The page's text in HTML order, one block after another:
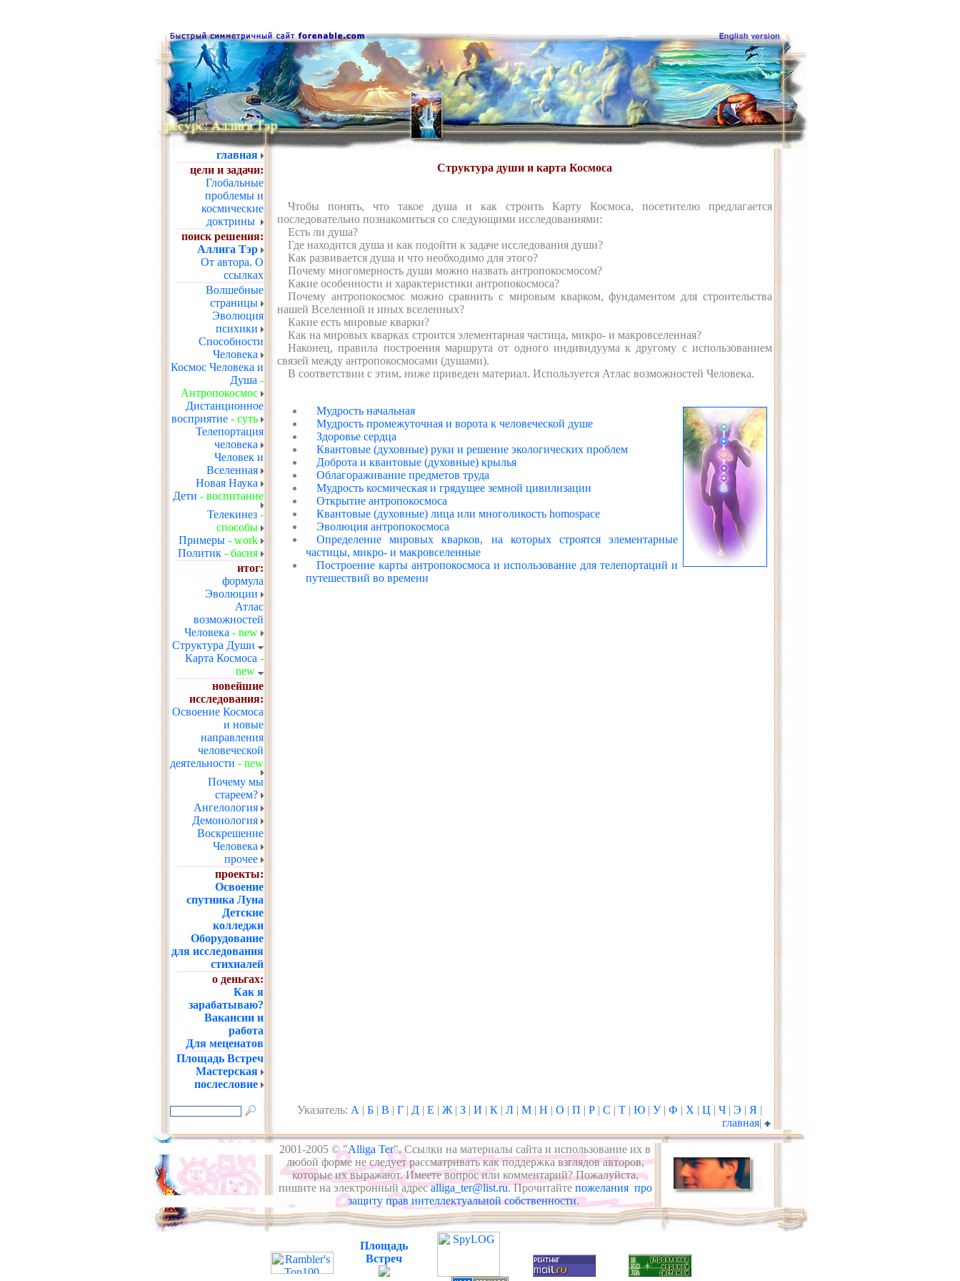
главная
цели и задачи:
Глобальные
проблемы и
космические
доктрины
поиск решения:
Аллига Тэр
От автора. О
ссылках
Волшебные
страницы
Эволюция
психики
Способности
Человека
Космос Человека и
Душа -
Антропокосмос
Дистанционное
восприятие - суть
Телепортация
человека
Человек и
Вселенная
Новая Наука
Дети - воспитание
Телекинез -
способы
Примеры - work
Политик - басня
итог:
формула
Эволюции
Атлас
возможностей
Человека - new
Структура Души
Карта Космоса -
new
новейшие
исследования:
Освоение Космоса
и новые
направления
человеческой
деятельности - new
Почему мы
стареем?
Ангелология
Демонология
Воскрешение
Человека
прочее
проекты:
Освоение
спутника Луна
Детские
колледжи
Оборудование
для исследования
стихиалей
о деньгах:
Как я
зарабатываю?
Вакансии и
работа
Для меценатов
Площадь Встреч
Мастерская
послесловие
Структура души и карта Космоса
Чтобы понять, что такое душа и как строить Карту Космоса, посетителю предлагается
последовательно познакомиться со следующими исследованиями:
Есть ли душа?
Где находится душа и как подойти к задаче исследования души?
Как развивается душа и что необходимо для этого?
Почему многомерность души можно назвать антропокосмосом?
Какие особенности и характеристики антропокосмоса?
Почему антропокосмос можно сравнить с мировым кварком, фундаментом для строительства
нашей Вселенной и иных вселенных?
Какие есть мировые кварки?
Как на мировых кварках строится элементарная частица, микро- и макровселенная?
Наконец, правила построения маршрута от одного индивидуума к другому с использованием
связей между антропокосмосами (душами).
В соответствии с этим, ниже приведен материал. Используется Атлас возможностей Человека.
Мудрость начальная
Мудрость промежуточная и ворота к человеческой душе
Здоровье сердца
Квантовые (духовные) руки и решение экологических проблем
Доброта и квантовые (духовные) крылья
Облагораживание предметов труда
Мудрость космическая и грядущее земной цивилизации
Открытие антропокосмоса
Квантовые (духовные) лица или многоликость homospace
Эволюция антропокосмоса
Определение мировых кварков, на которых строятся элементарные
частицы, микро- и макровселенные
Построение карты антропокосмоса и использование для телепортаций и
путешествий во времени
Указатель: А | Б | В | Г | Д | Е | Ж | З | И | К | Л | М | Н | О | П | Р | С | Т | Ю | У| Ф | Х | Ц | Ч | Э | Я |
главная|
2001-2005 © "Alliga Ter". Ссылки на материалы сайта и использование их в
любой форме не следует рассматривать как поддержка взглядов авторов,
которые их выражают. Имеете вопрос или комментарий? Пожалуйста,
пишите на электронный адресalliga_ter@list.ru. Прочитайте пожелания про
защиту прав интеллектуальной собственности.
Площадь
Встреч